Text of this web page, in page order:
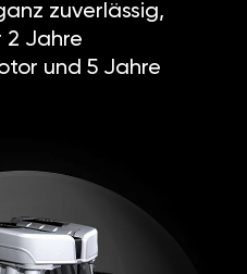
zuverlässig,
2 Jahre
und 5 Jahre